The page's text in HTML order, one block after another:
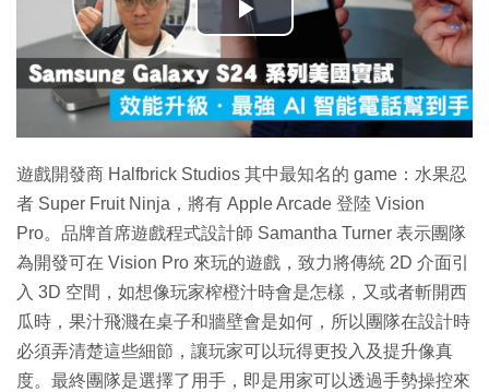
播
放
影
片
遊戲開發商 Halfbrick Studios 其中最知名的 game：水果忍
者 Super Fruit Ninja，將有 Apple Arcade 登陸 Vision
Pro。品牌首席遊戲程式設計師 Samantha Turner 表示團隊
為開發可在 Vision Pro 來玩的遊戲，致力將傳統 2D 介面引
入 3D 空間，如想像玩家榨橙汁時會是怎樣，又或者斬開西
瓜時，果汁飛濺在桌子和牆壁會是如何，所以團隊在設計時
必須弄清楚這些細節，讓玩家可以玩得更投入及提升像真
度。最終團隊是選擇了用手，即是用家可以透過手勢操控來